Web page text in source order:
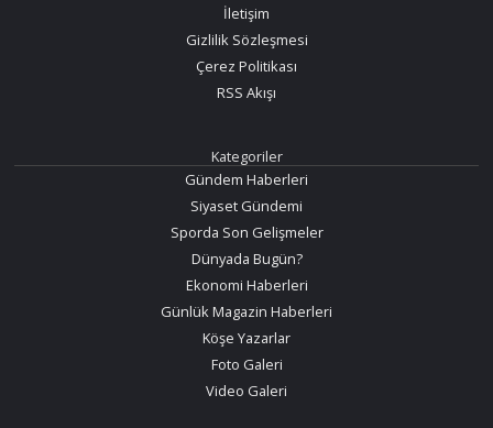
İletişim
Gizlilik Sözleşmesi
Çerez Politikası
RSS Akışı
Kategoriler
Gündem Haberleri
Siyaset Gündemi
Sporda Son Gelişmeler
Dünyada Bugün?
Ekonomi Haberleri
Günlük Magazin Haberleri
Köşe Yazarlar
Foto Galeri
Video Galeri